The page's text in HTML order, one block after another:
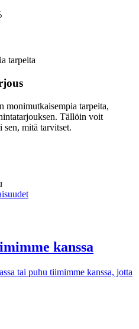
tarpeita
monimutkaisempia tarpeita,
Tällöin voit
sen, mitä tarvitset.
kanssa
tai puhu tiimimme kanssa, jotta